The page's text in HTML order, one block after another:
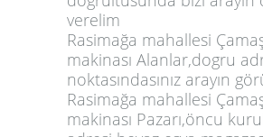
verelim
Rasimağa mahallesi
makinası Alanlar,dogru
noktasındasınız arayın
Rasimağa mahallesi
makinası Pazarı,öncu